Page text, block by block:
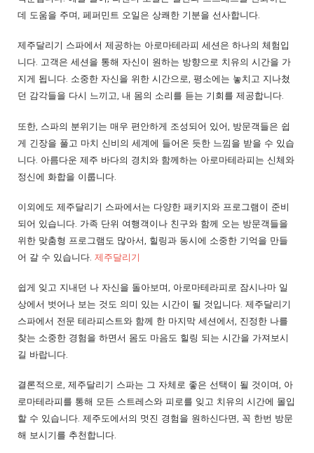
데 도움을 주며, 페퍼민트 오일은 상쾌한 기분을 선사합니다.
제주달리기 스파에서 제공하는 아로마테라피 세션은 하나의 체험입
니다. 고객은 세션을 통해 자신이 원하는 방향으로 치유의 시간을 가
지게 됩니다. 소중한 자신을 위한 시간으로, 평소에는 놓치고 지나쳤
던 감각들을 다시 느끼고, 내 몸의 소리를 듣는 기회를 제공합니다.
또한, 스파의 분위기는 매우 편안하게 조성되어 있어, 방문객들은 쉽
게 긴장을 풀고 마치 신비의 세계에 들어온 듯한 느낌을 받을 수 있습
니다. 아름다운 제주 바다의 경치와 함께하는 아로마테라피는 신체와
정신에 화합을 이룹니다.
이외에도 제주달리기 스파에서는 다양한 패키지와 프로그램이 준비
되어 있습니다. 가족 단위 여행객이나 친구와 함께 오는 방문객들을
위한 맞춤형 프로그램도 많아서, 힐링과 동시에 소중한 기억을 만들
어 갈 수 있습니다. 제주달리기
쉽게 잊고 지내던 나 자신을 돌아보며, 아로마테라피로 잠시나마 일
상에서 벗어나 보는 것도 의미 있는 시간이 될 것입니다. 제주달리기
스파에서 전문 테라피스트와 함께 한 마지막 세션에서, 진정한 나를
찾는 소중한 경험을 하면서 몸도 마음도 힐링 되는 시간을 가져보시
길 바랍니다.
결론적으로, 제주달리기 스파는 그 자체로 좋은 선택이 될 것이며, 아
로마테라피를 통해 모든 스트레스와 피로를 잊고 치유의 시간에 몰입
할 수 있습니다. 제주도에서의 멋진 경험을 원하신다면, 꼭 한번 방문
해 보시기를 추천합니다.